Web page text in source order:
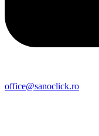
office@sanoclick.ro